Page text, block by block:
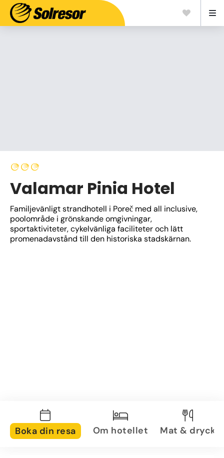
Valamar Pinia Hotel
Familjevänligt strandhotell i Poreč med all inclusive,
poolområde i grönskande omgivningar,
sportaktiviteter, cykelvänliga faciliteter och lätt
promenadavstånd till den historiska stadskärnan.
Boka din resa Om hotellet Mat & dryck